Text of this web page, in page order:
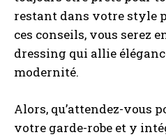
restant dans votre style
ces conseils, vous serez
dressing qui allie
modernité.
Alors, qu’attendez-vous
votre garde-robe et y